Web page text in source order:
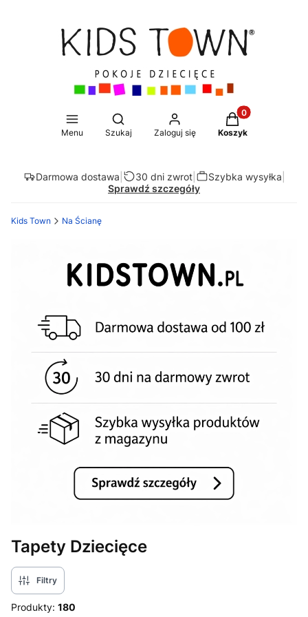
Menu
Otwórz wyszukiwarkę
Szukaj Zaloguj się
Produkty w
Koszyk
Darmowa dostawa 30 dni zwrot| Szybka wysyłka
Sprawdź szczegóły
Kids Town Na Ścianę
Tapety Dziecięce
Filtry
Produkty: 180